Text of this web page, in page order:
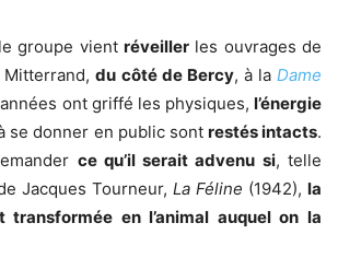
groupe vientréveiller les ouvrages de
Mitterrand,du côté de Bercy, à laDame
ont griffé les physiques,l’énergie
se donner en public sont restés intacts.
ce qu’il serait advenu si, telle
Jacques Tourneur, La Féline (1942), la
transformée en l’animal auquel on la